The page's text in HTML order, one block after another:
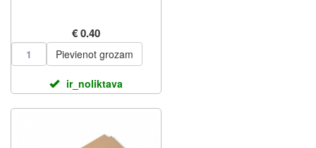
€ 0.40
Pievienot grozam
ir_noliktava